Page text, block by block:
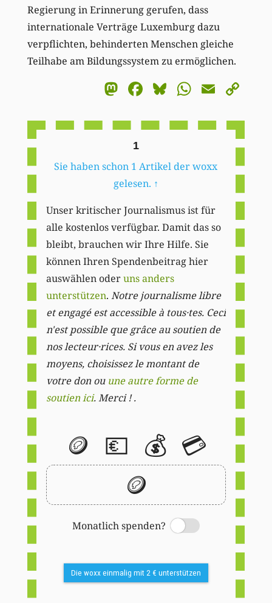
Regierung in Erinnerung gerufen, dass
internationale Verträge Luxemburg dazu
verpflichten, behinderten Menschen gleiche
Teilhabe am Bildungssystem zu ermöglichen.
Mastodon
Facebook
BlueskyEmail
1
Sie haben schon 1 Artikel der woxx
gelesen. ↑
Unser kritischer Journalismus ist für
alle kostenlos verfügbar. Damit das so
bleibt, brauchen wir Ihre Hilfe. Sie
können Ihren Spendenbeitrag hier
auswählen oderuns anders
unterstützen. Notre journalisme libre
et engagé est accessible à tous·tes. Ceci
n'est possible que grâce au soutien de
nos lecteur·rices. Si vous en avez les
moyens, choisissez le montant de
votre don ou une autre forme de
soutien ici. Merci ! .
🪙 💶 💰 💳
🪙
Monatlich spenden?
Switch
Die woxx einmalig mit 2 € unterstützen